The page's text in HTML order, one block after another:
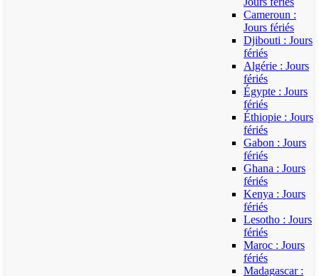
Cameroun :
Jours fériés
Djibouti : Jours
fériés
Algérie : Jours
fériés
Égypte : Jours
fériés
Éthiopie : Jours
fériés
Gabon : Jours
fériés
Ghana : Jours
fériés
Kenya : Jours
fériés
Lesotho : Jours
fériés
Maroc : Jours
fériés
Madagascar :